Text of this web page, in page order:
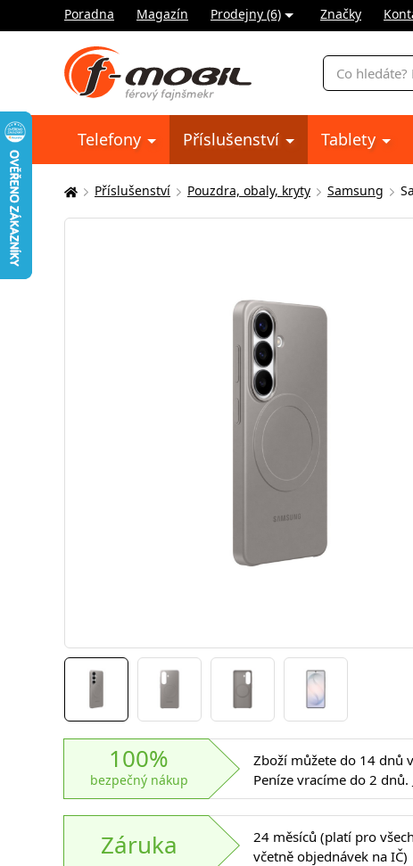
Poradna Magazín Prodejny (6) Značky
Vyhledávání
Telefony Příslušenství Tablety
Zde
se
Příslušenství Pouzdra, obaly, kryty Samsung
100%
bezpečný nákup
Zboží můžete do 14 dnů
Peníze vracíme do 2 dnů.
Záruka
24 měsíců (platí pro
včetně objednávek na IČ)